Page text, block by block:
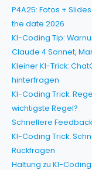
P4A25: Fotos +
the date 2026
KI-Coding Tip:
Claude 4 Sonnet,
Kleiner KI-Trick:
hinterfragen
KI-Coding Trick:
wichtigste Regel?
Schnellere
KI-Coding Trick:
Rückfragen
Haltung zu KI-